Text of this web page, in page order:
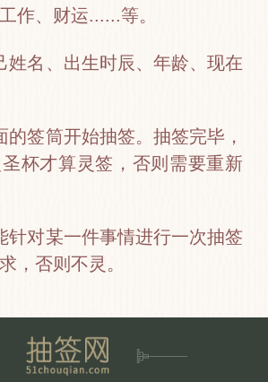
作、财运......等。
姓名、出生时辰、年龄、现在
的签筒开始抽签。抽签完毕，
杯才算灵签，否则需要重新
针对某一件事情进行一次抽签
，否则不灵。